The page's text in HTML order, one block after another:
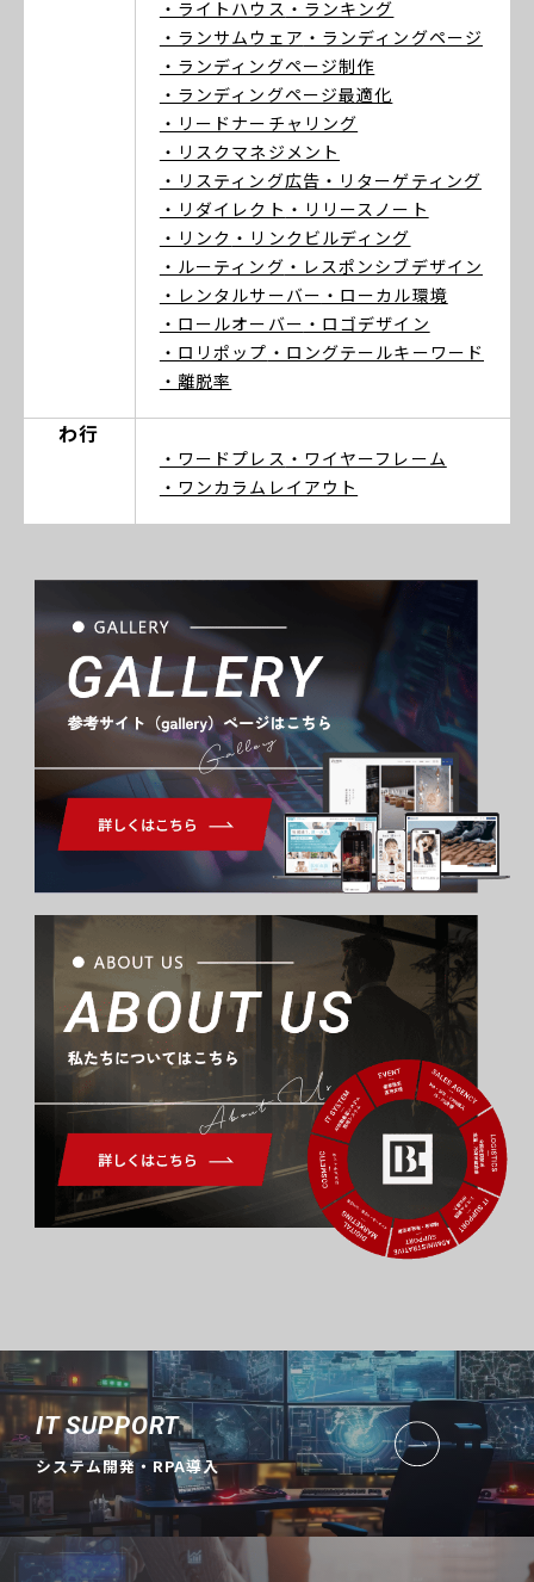
・ライトハウス ・ランキング
・ランサムウェア ・ランディングページ
・ランディングページ制作
・ランディングページ最適化
・リードナーチャリング
・リスクマネジメント
・リスティング広告 ・リターゲティング
・リダイレクト ・リリースノート
・リンク ・リンクビルディング
・ルーティング ・レスポンシブデザイン
・レンタルサーバー ・ローカル環境
・ロールオーバー ・ロゴデザイン
・ロリポップ ・ロングテールキーワード
・離脱率
わ行
・ワードプレス ・ワイヤーフレーム
・ワンカラムレイアウト
Gallery
About Us
IT SUPPORT
システム開発・RPA導入